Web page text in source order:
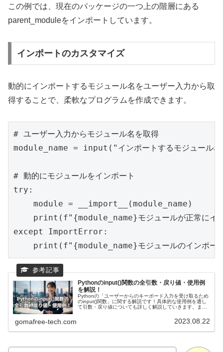
この例では、現在のパッケージの一つ上の階層にある
parent_moduleをインポートしています。
インポートのカスタマイズ
動的にインポートするモジュール名をユーザー入力から取
得することで、柔軟なプログラムを作成できます。
# ユーザー入力からモジュール名を取得
module_name = input("インポートするモジュール
# 動的にモジュールをインポート
try:
    module = __import__(module_name)
print(f"{module_name}モジュールが正常にイ
except ImportError:
print(f"{module_name}モジュールのインポー
Pythonのinput()関数の全引数・戻り値・使用例
を解説！
Pythonの「ユーザーからのキーボード入力を受け取るため
のinput()関数」に関する解説です！具体的な使用例を通し
て引数・戻り値についても詳しく解説していきます。また
ーとの対話的なプログラムやユーザーからの情報収集を実
gomafree-tech.com 2023.08.22